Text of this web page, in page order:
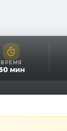
ВРЕМЯ
мин